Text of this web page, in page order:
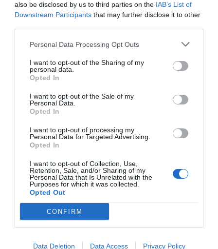
also be disclosed by us to third parties on the IAB’s List of
Downstream Participants that may further disclose it to other
Personal Data Processing Opt Outs
I want to opt-out of the Sharing of my
personal data.
Opted In
I want to opt-out of the Sale of my
Personal Data.
Opted In
I want to opt-out of processing my
Personal Data for Targeted Advertising.
Opted In
I want to opt-out of Collection, Use,
Retention, Sale, and/or Sharing of my
Personal Data that Is Unrelated with the
Purposes for which it was collected.
Opted Out
CONFIRM
Data Deletion Data Access Privacy Policy
Cine Estreias HD